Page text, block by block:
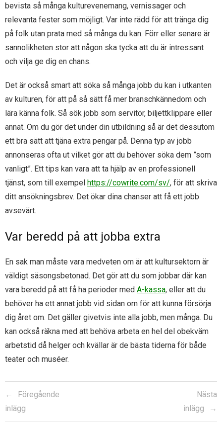
bevista så många kulturevenemang, vernissager och
relevanta fester som möjligt. Var inte rädd för att tränga dig
på folk utan prata med så många du kan. Förr eller senare är
sannolikheten stor att någon ska tycka att du är intressant
och vilja ge dig en chans.
Det är också smart att söka så många jobb du kan i utkanten
av kulturen, för att på så sätt få mer branschkännedom och
lära känna folk. Så sök jobb som servitör, biljettklippare eller
annat. Om du gör det under din utbildning så är det dessutom
ett bra sätt att tjäna extra pengar på. Denna typ av jobb
annonseras ofta ut vilket gör att du behöver söka dem ”som
vanligt”. Ett tips kan vara att ta hjälp av en professionell
tjänst, som till exempel https://cowrite.com/sv/, för att skriva
ditt ansökningsbrev. Det ökar dina chanser att få ett jobb
avsevärt.
Var beredd på att jobba extra
En sak man måste vara medveten om är att kultursektorn är
väldigt säsongsbetonad. Det gör att du som jobbar där kan
vara beredd på att få ha perioder med A-kassa, eller att du
behöver ha ett annat jobb vid sidan om för att kunna försörja
dig året om. Det gäller givetvis inte alla jobb, men många. Du
kan också räkna med att behöva arbeta en hel del obekväm
arbetstid då helger och kvällar är de bästa tiderna för både
teater och muséer.
Föregående
inlägg
Nästa
inlägg